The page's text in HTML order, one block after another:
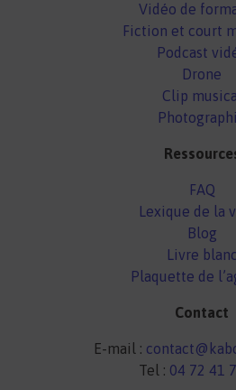
Vidéo de
Fiction et court
Podcast
Drone
Clip musical
FAQ
Lexique de la
Blog
Livre blanc
Plaquette de
Contact
E-mail :
Tel : 04 72 41